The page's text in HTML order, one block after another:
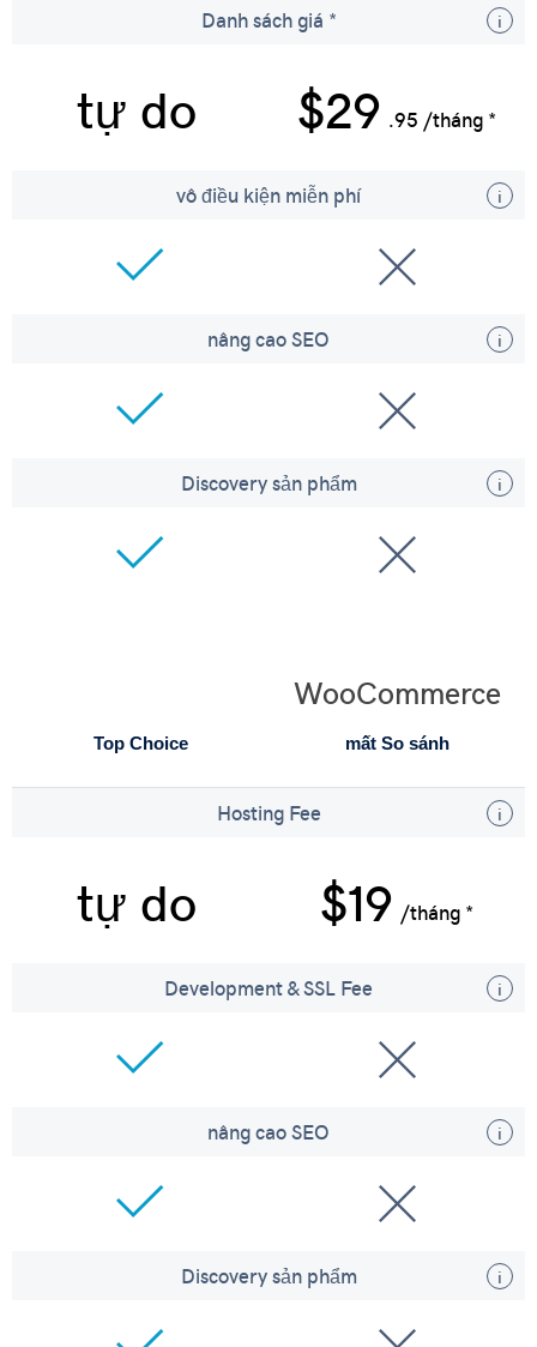
Danh sách giá *
tự do $29 .95 /tháng *
vô điều kiện miễn phí
nâng cao SEO
Discovery sản phẩm
Top Choice
WooCommerce
mất So sánh
Hosting Fee
tự do $19 /tháng *
Development & SSL Fee
nâng cao SEO
Discovery sản phẩm